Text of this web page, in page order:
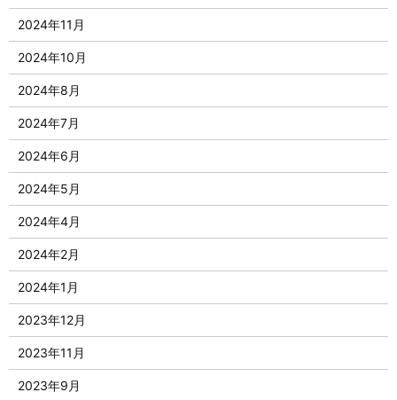
2024年11月
2024年10月
2024年8月
2024年7月
2024年6月
2024年5月
2024年4月
2024年2月
2024年1月
2023年12月
2023年11月
2023年9月